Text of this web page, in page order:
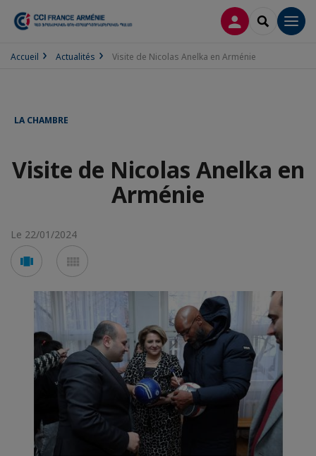
CONNEXION
Accueil Actualités Visite de Nicolas Anelka en Arménie
LA CHAMBRE
Visite de Nicolas Anelka en
Arménie
Le 22/01/2024
Voir
en
en
mosaïque